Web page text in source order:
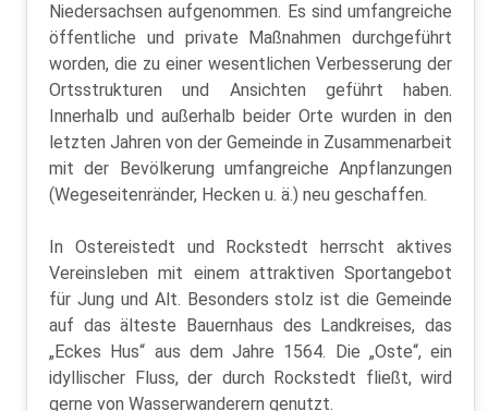
Niedersachsen aufgenommen. Es sind umfangreiche
öffentliche und private Maßnahmen durchgeführt
worden, die zu einer wesentlichen Verbesserung der
Ortsstrukturen und Ansichten geführt haben.
Innerhalb und außerhalb beider Orte wurden in den
letzten Jahren von der Gemeinde in Zusammenarbeit
mit der Bevölkerung umfangreiche Anpflanzungen
(Wegeseitenränder, Hecken u. ä.) neu geschaffen.
In Ostereistedt und Rockstedt herrscht aktives
Vereinsleben mit einem attraktiven Sportangebot
für Jung und Alt. Besonders stolz ist die Gemeinde
auf das älteste Bauernhaus des Landkreises, das
„Eckes Hus“ aus dem Jahre 1564. Die „Oste“, ein
idyllischer Fluss, der durch Rockstedt fließt, wird
gerne von Wasserwanderern genutzt.